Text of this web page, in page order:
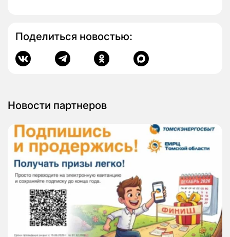
Поделиться новостью:
Новости партнеров